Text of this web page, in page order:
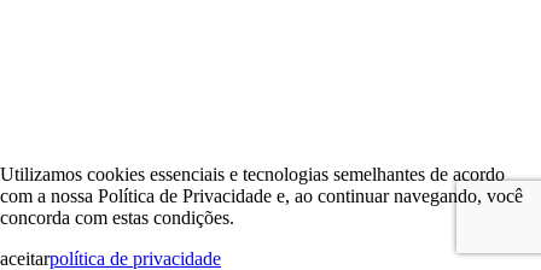
Utilizamos cookies essenciais e tecnologias semelhantes de acordo
com a nossa Política de Privacidade e, ao continuar navegando, você
concorda com estas condições.
aceitarpolítica de privacidade